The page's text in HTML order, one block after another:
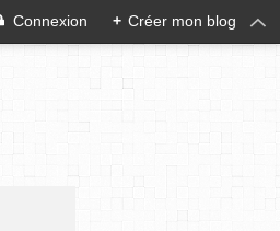
Connexion + Créer mon blog